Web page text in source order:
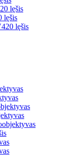
lęšis
lęšis
lęšis